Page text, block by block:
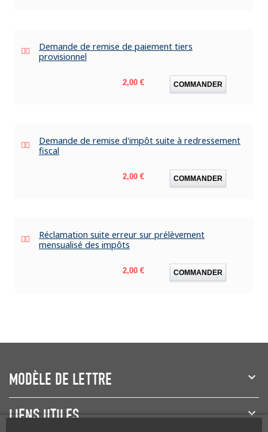
Demande de remise de paiement tiers
provisionnel
Prix
2,00 € COMMANDER
Demande de remise d'impôt suite à redressement
fiscal
Prix
2,00 € COMMANDER
Réclamation suite erreur sur prélèvement
mensualisé des impôts
Prix
2,00 € COMMANDER
MODÈLE DE LETTRE
LIENS UTILES